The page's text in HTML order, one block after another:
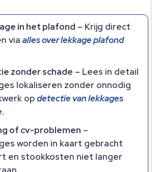
in het plafond – Krijg direct
viaalles over lekkage plafond
zonder schade – Lees in detail
lokaliseren zonder onnodig
opdetectie van lekkages
.​
of cv-problemen –
worden in kaart gebracht
en stookkosten niet langer